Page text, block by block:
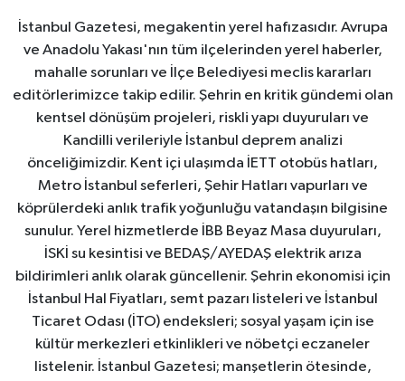
İstanbul Gazetesi, megakentin yerel hafızasıdır. Avrupa
ve Anadolu Yakası'nın tüm ilçelerinden yerel haberler,
mahalle sorunları ve İlçe Belediyesi meclis kararları
editörlerimizce takip edilir. Şehrin en kritik gündemi olan
kentsel dönüşüm projeleri, riskli yapı duyuruları ve
Kandilli verileriyle İstanbul deprem analizi
önceliğimizdir. Kent içi ulaşımda İETT otobüs hatları,
Metro İstanbul seferleri, Şehir Hatları vapurları ve
köprülerdeki anlık trafik yoğunluğu vatandaşın bilgisine
sunulur. Yerel hizmetlerde İBB Beyaz Masa duyuruları,
İSKİ su kesintisi ve BEDAŞ/AYEDAŞ elektrik arıza
bildirimleri anlık olarak güncellenir. Şehrin ekonomisi için
İstanbul Hal Fiyatları, semt pazarı listeleri ve İstanbul
Ticaret Odası (İTO) endeksleri; sosyal yaşam için ise
kültür merkezleri etkinlikleri ve nöbetçi eczaneler
listelenir. İstanbul Gazetesi; manşetlerin ötesinde,